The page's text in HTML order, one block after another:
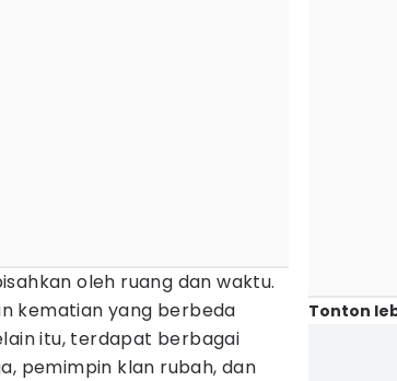
oleh ruang dan waktu.
kematian yang berbeda
itu, terdapat berbagai
pemimpin klan rubah, dan
Tonton